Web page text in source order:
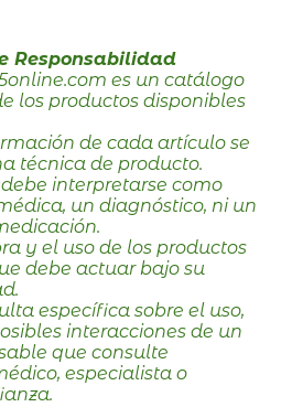
Responsabilidad
es un catálogo
los productos disponibles
de cada artículo se
técnica de producto.
interpretarse como
un diagnóstico, ni un
y el uso de los productos
debe actuar bajo su
específica sobre el uso,
interacciones de un
que consulte
especialista o